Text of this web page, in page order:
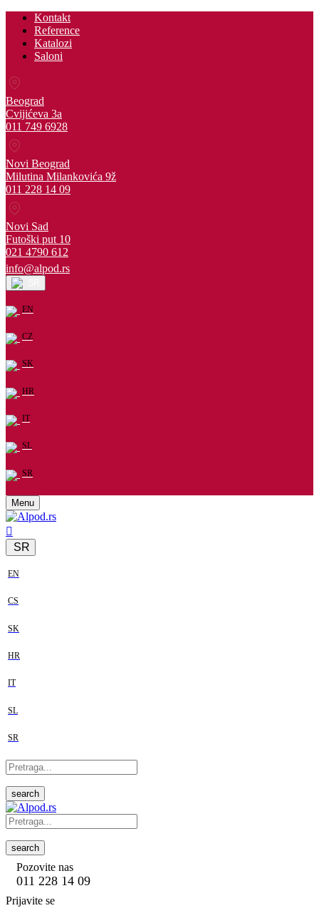
Kontakt
Reference
Katalozi
Saloni
Beograd
Cvijićeva 3a
011 749 6928
Novi Beograd
Milutina Milankovića 9ž
011 228 14 09
Novi Sad
Futoški put 10
021 4790 612
info@alpod.rs
EN
CZ
SK
HR
IT
SL
SR
Menu
SR
EN
CS
SK
HR
IT
SL
SR
search
search
Pozovite nas
011 228 14 09
Prijavite se